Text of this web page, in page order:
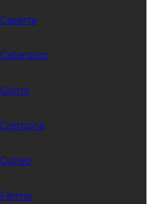
Caserta
Catanzaro
Como
Cremona
Cuneo
Fermo